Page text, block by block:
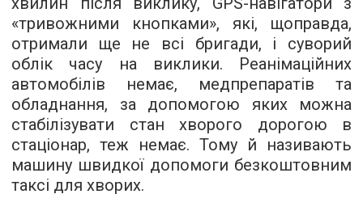
«тривожними кнопками», які, щоправда,
отримали ще не всі бригади, і суворий
облік часу на виклики. Реанімаційних
автомобілів немає, медпрепаратів та
обладнання, за допомогою яких можна
стабілізувати стан хворого дорогою в
стаціонар, теж немає. Тому й називають
машину швидкої допомоги безкоштовним
таксі для хворих.